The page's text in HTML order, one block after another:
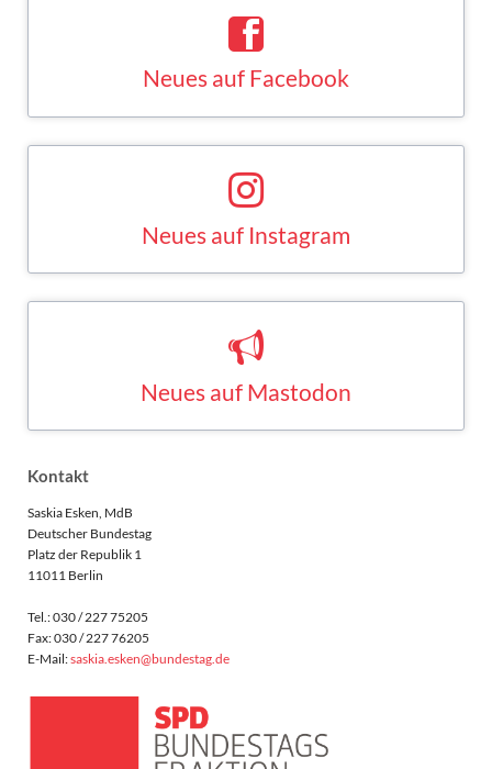
Kontakt
Saskia Esken, MdB
Deutscher Bundestag
Platz der Republik 1
11011 Berlin
Tel.: 030 / 227 75205
Fax: 030 / 227 76205
E-Mail:saskia.esken@bundestag.de